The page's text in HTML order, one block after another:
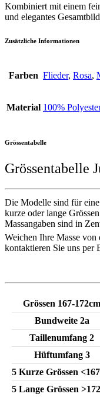
Kombiniert mit einem
und elegantes
Zusätzliche Informationen
Farben Flieder, Rosa,
Material 100%
Grössentabelle
Grössentabelle
Die Modelle sind für
kurze oder lange
Massangaben sind in
Weichen Ihre Masse von
kontaktieren Sie uns per
Grössen 167-172cm
Bundweite 2a
Taillenumfang 2
Hüftumfang 3
5 Kurze Grössen
5 Lange Grössen